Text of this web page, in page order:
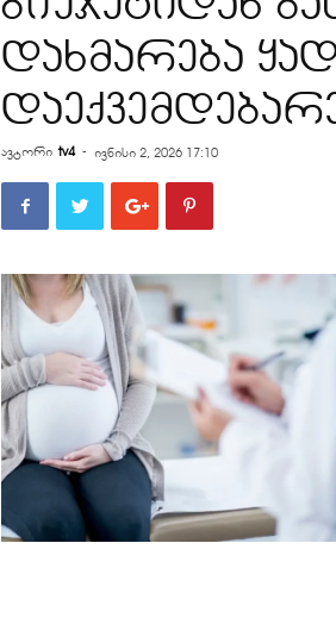
დახმარება
ავტორი tv4 - ივნისი 2, 2026 17:10